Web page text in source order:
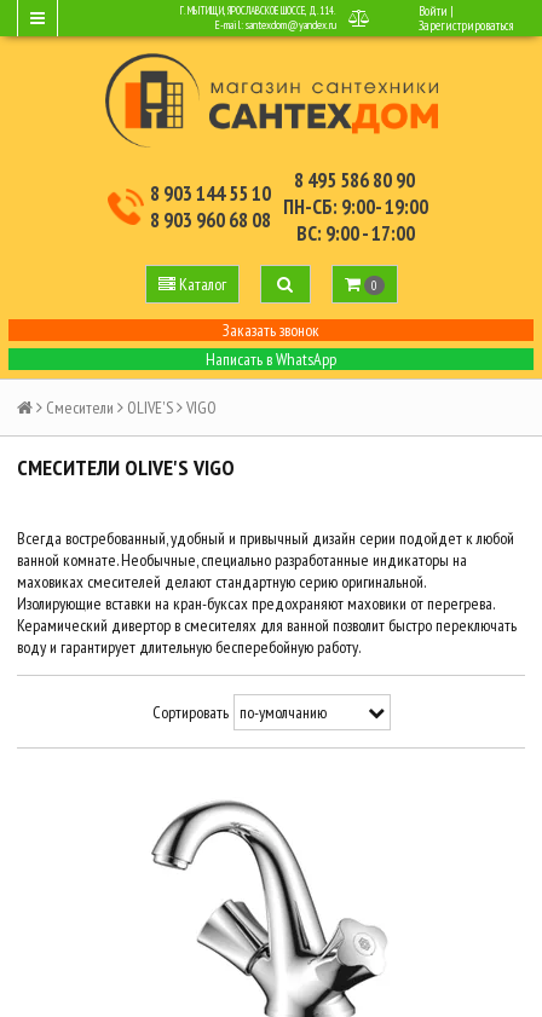
Г. МЫТИЩИ, ЯРОСЛАВСКОЕ ШОССЕ, Д.114.
E-mail:santexdom@yandex.ru
Войти |
Зарегистрироваться
8 903 144 55 10
8 903 960 68 08
8 495 586 80 90
ПН-СБ: 9:00- 19:00
ВС: 9:00 - 17:00
Каталог 0
Заказать звонок
Написать в WhatsApp
Смесители OLIVE'S VIGO
СМЕСИТЕЛИ OLIVE'S VIGO
Всегда востребованный, удобный и привычный дизайн серии подойдет к любой
ванной комнате. Необычные, специально разработанные индикаторы на
маховиках смесителей делают стандартную серию оригинальной.
Изолирующие вставки на кран-буксах предохраняют маховики от перегрева.
Керамический дивертор в смесителях для ванной позволит быстро переключать
воду и гарантирует длительную бесперебойную работу.
Сортировать